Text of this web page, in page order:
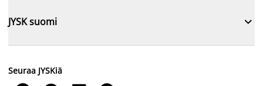
JYSK suomi 
Seuraa JYSKiä